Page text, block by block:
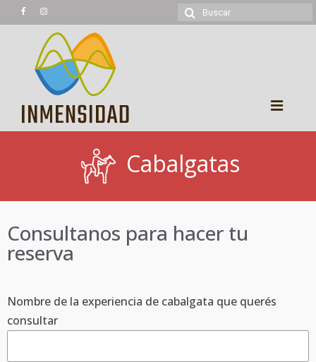
Trekking
Cicloturismo
Cabalgatas
Cabalgatas
Consultanos para hacer tu
reserva
Nombre de la experiencia de cabalgata que querés
consultar